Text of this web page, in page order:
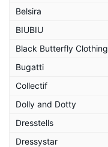
Belsira
BIUBIU
Black Butterfly Clothing
Bugatti
Collectif
Dolly and Dotty
Dresstells
Dressystar